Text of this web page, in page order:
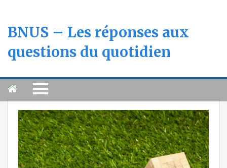
BNUS – Les réponses aux
questions du quotidien